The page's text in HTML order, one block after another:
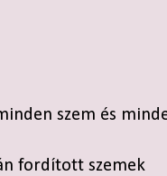
szem és
fordított szemek